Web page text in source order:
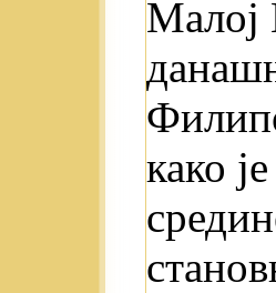
Малој
како